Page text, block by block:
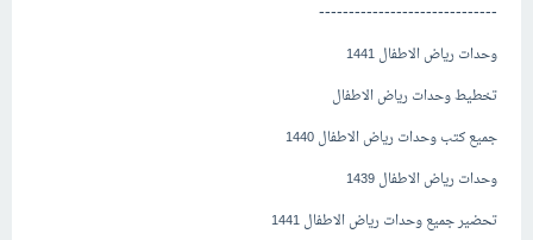
------------------------------
وحدات رياض الاطفال 1441
تخطيط وحدات رياض الاطفال
جميع كتب وحدات رياض الاطفال 1440
وحدات رياض الاطفال 1439
تحضير جميع وحدات رياض الاطفال 1441